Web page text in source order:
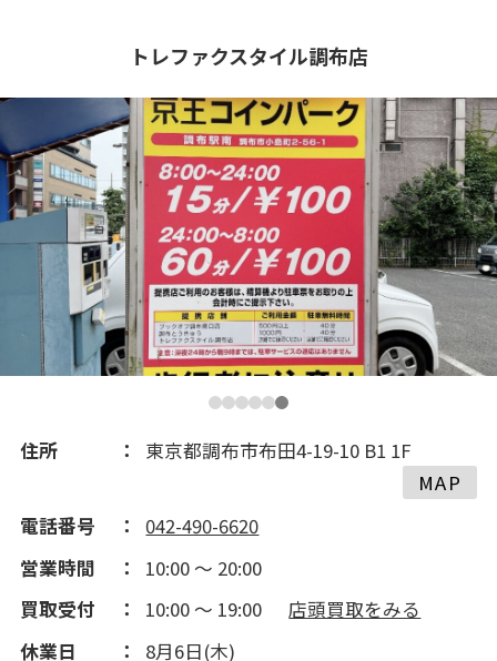
2021(116)
2020(239)
2019(140)
2018(195)
2017(259)
2016(353)
2015(235)
2014(198)
2013(99)
トレファクスタイル調布店
住所
東京都調布市布田4-19-10 B1 1F
MAP
電話番号
042-490-6620
営業時間
10:00 ～ 20:00
買取受付
10:00 ～ 19:00
店頭買取をみる
休業日
8月6日(木)